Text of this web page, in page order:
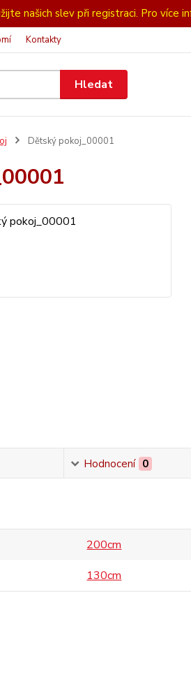
našich slev při registraci. Pro více
Kontakty
Hledat
Dětský pokoj_00001
Hodnocení 0
200cm
130cm